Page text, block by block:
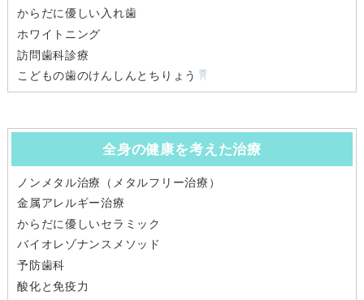
からだに優しい入れ歯
ホワイトニング
訪問歯科診療
こどもの歯のけんしんとちりょう
全身の健康を考えた治療
ノンメタル治療（メタルフリー治療）
金属アレルギー治療
からだに優しいセラミック
バイオレゾナンスメソッド
予防歯科
酸化と免疫力